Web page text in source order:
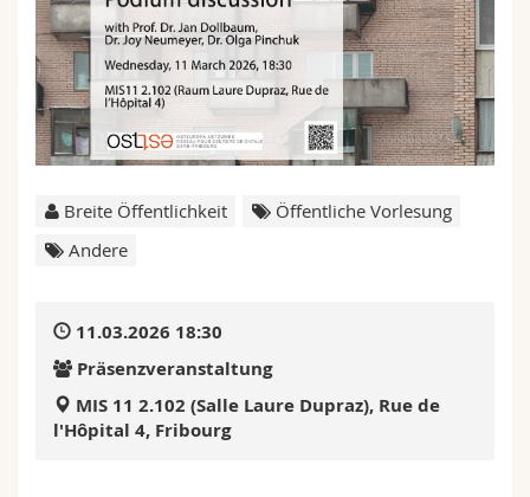
MyUnifr
Breite Öffentlichkeit
Öffentliche Vorlesung
Andere
11.03.2026 18:30
Präsenzveranstaltung
MIS 11 2.102 (Salle Laure Dupraz), Rue de
l'Hôpital 4, Fribourg